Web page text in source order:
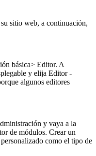
sitio web, a continuación,
básica> Editor. A
y elija Editor -
algunos editores
y vaya a la
de módulos. Crear un
como el tipo de